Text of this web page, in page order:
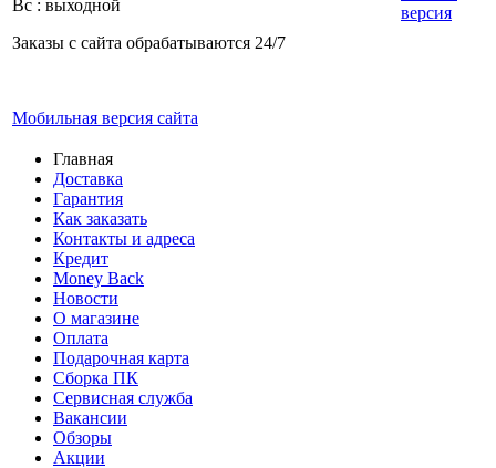
Вс : выходной
Заказы с сайта обрабатываются 24/7
Мобильная версия сайта
версия
Главная
Доставка
Гарантия
Как заказать
Контакты и адреса
Кредит
Money Back
Новости
О магазине
Оплата
Подарочная карта
Сборка ПК
Сервисная служба
Вакансии
Обзоры
Акции